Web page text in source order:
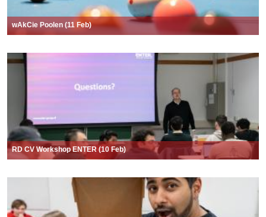
wAkCie Poolen (11 Feb)
RD CV Workshop ENTER (10 Feb)